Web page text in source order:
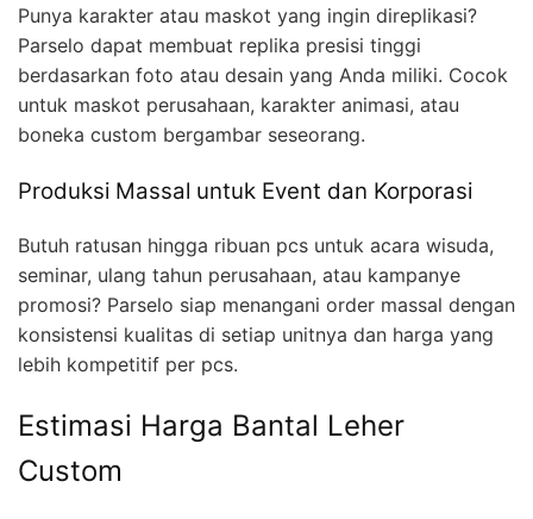
Punya karakter atau maskot yang ingin direplikasi?
Parselo dapat membuat replika presisi tinggi
berdasarkan foto atau desain yang Anda miliki. Cocok
untuk maskot perusahaan, karakter animasi, atau
boneka custom bergambar seseorang.
Produksi Massal untuk Event dan Korporasi
Butuh ratusan hingga ribuan pcs untuk acara wisuda,
seminar, ulang tahun perusahaan, atau kampanye
promosi? Parselo siap menangani order massal dengan
konsistensi kualitas di setiap unitnya dan harga yang
lebih kompetitif per pcs.
Estimasi Harga Bantal Leher
Custom